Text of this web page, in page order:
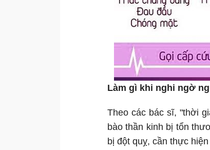
Làm gì khi nghi ngờ
Theo các bác sĩ, "thời
bào thần kinh bị tổn
bị đột quỵ, cần thực